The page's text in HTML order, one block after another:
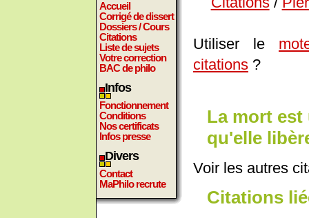
Accueil
Corrigé de dissert
Dossiers / Cours
Citations
Liste de sujets
Votre correction
BAC de philo
Infos
Fonctionnement
Conditions
Nos certificats
Infos presse
Divers
Contact
MaPhilo recrute
Utiliser le
citations ?
La mort est
qu'elle
Voir les autres
Citations